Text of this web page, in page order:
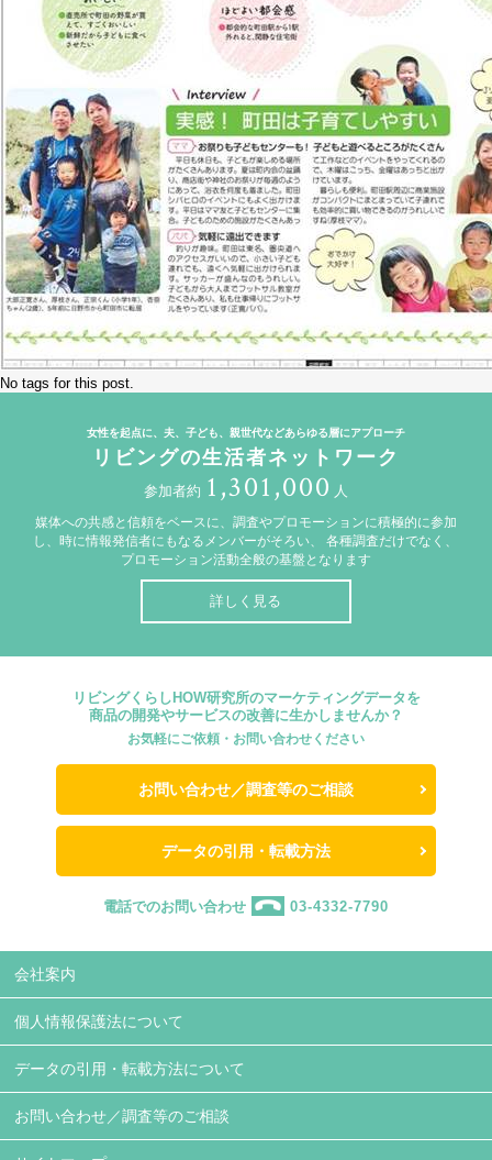
No tags for this post.
女性を起点に、夫、子ども、親世代などあらゆる層にアプローチ
リビングの生活者ネットワーク
参加者約 1,301,000 人
媒体への共感と信頼をベースに、調査やプロモーションに積極的に参加
し、時に情報発信者にもなるメンバーがそろい、
各種調査だけでなく、
プロモーション活動全般の基盤となります
詳しく見る
リビングくらしHOW研究所のマーケティングデータを
商品の開発やサービスの改善に生かしませんか？
お気軽にご依頼・お問い合わせください
お問い合わせ／調査等のご相談
データの引用・転載方法
電話でのお問い合わせ 03-4332-7790
会社案内
個人情報保護法について
データの引用・転載方法について
お問い合わせ／調査等のご相談